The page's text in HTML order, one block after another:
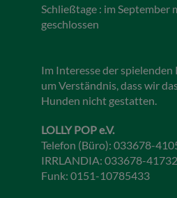
Schließtage : im September
geschlossen
Im Interesse der
um Verständnis, dass wir
Hunden nicht gestatten.
LOLLY POP e.V.
Telefon (Büro): 033678-
IRRLANDIA: 033678-41732
Funk: 0151-10785433